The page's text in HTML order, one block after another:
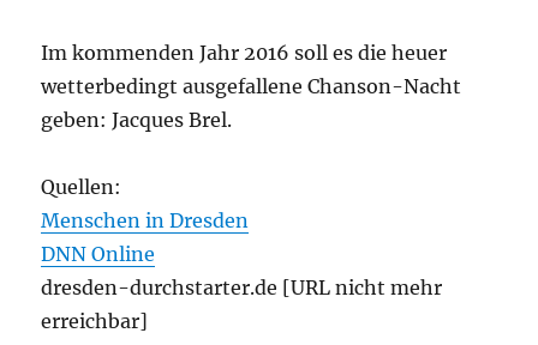
Im kommenden Jahr 2016 soll es die heuer
wetterbedingt ausgefallene Chanson-Nacht
geben: Jacques Brel.
Quellen:
Menschen in Dresden
DNN Online
dresden-durchstarter.de [URL nicht mehr
erreichbar]